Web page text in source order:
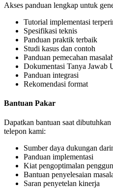
Akses panduan lengkap untuk
Tutorial implementasi
Spesifikasi teknis
Panduan praktik terbaik
Studi kasus dan contoh
Panduan pemecahan
Dokumentasi Tanya Jawab
Panduan integrasi
Rekomendasi format
Bantuan Pakar
Dapatkan bantuan saat
telepon kami:
Sumber daya dukungan
Panduan implementasi
Kiat pengoptimalan
Bantuan penyelesaian
Saran penyetelan kinerja